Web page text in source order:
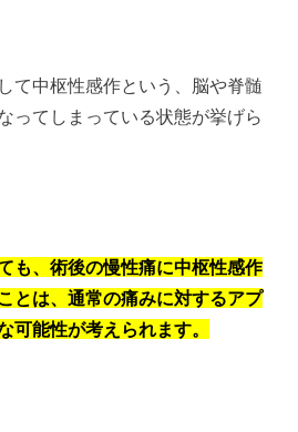
て中枢性感作という、脳や脊髄
ってしまっている状態が挙げら
も、術後の慢性痛に中枢性感作
とは、通常の痛みに対するアプ
可能性が考えられます。